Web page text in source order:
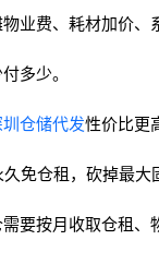
业费、耗材加价、
多少。
圳仓储代发性价比更
免仓租，砍掉最大
要按月收取仓租、